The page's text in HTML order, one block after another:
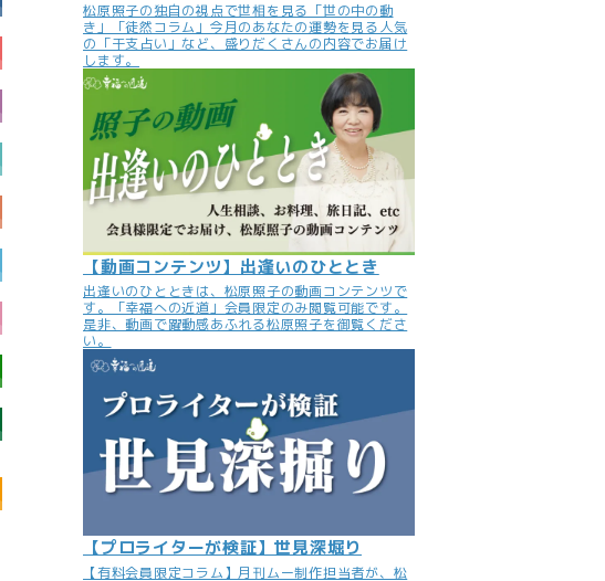
松原照子の独自の視点で世相を見る「世の中の動
き」「徒然コラム」今月のあなたの運勢を見る人気
の「干支占い」など、盛りだくさんの内容でお届け
します。
【動画コンテンツ】出逢いのひととき
出逢いのひとときは、松原照子の動画コンテンツで
す。「幸福への近道」会員限定のみ閲覧可能です。
是非、動画で躍動感あふれる松原照子を御覧くださ
い。
【プロライターが検証】世見深堀り
【有料会員限定コラム】月刊ムー制作担当者が、松